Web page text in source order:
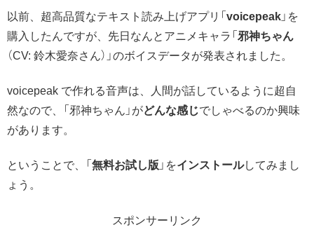
以前、超高品質なテキスト読み上げアプリ「 voicepeak 」を
購入したんですが、先日なんとアニメキャラ「 邪神ちゃん
（CV: 鈴木愛奈さん）」のボイスデータが発表されました。
voicepeak で作れる音声は、人間が話しているように超自
然なので、「邪神ちゃん」がどんな感じでしゃべるのか興味
があります。
ということで、「 無料お試し版 」をインストールしてみまし
ょう。
スポンサーリンク